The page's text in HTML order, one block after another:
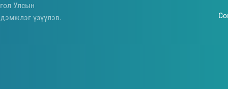
Улсын
үзүүлэв.